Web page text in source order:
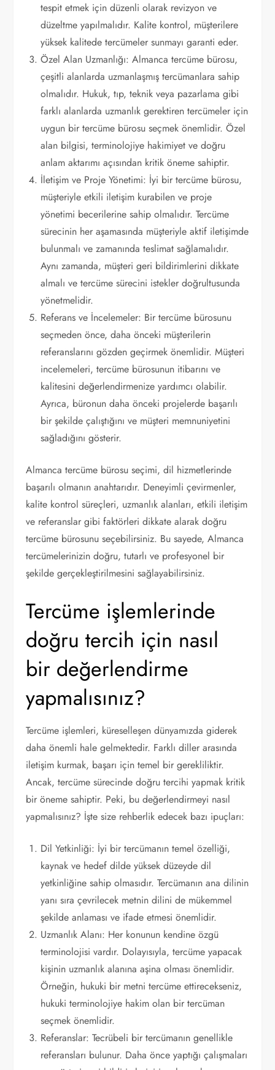
tespit etmek için düzenli olarak revizyon ve
düzeltme yapılmalıdır. Kalite kontrol, müşterilere
yüksek kalitede tercümeler sunmayı garanti eder.
Özel Alan Uzmanlığı: Almanca tercüme bürosu,
çeşitli alanlarda uzmanlaşmış tercümanlara sahip
olmalıdır. Hukuk, tıp, teknik veya pazarlama gibi
farklı alanlarda uzmanlık gerektiren tercümeler için
uygun bir tercüme bürosu seçmek önemlidir. Özel
alan bilgisi, terminolojiye hakimiyet ve doğru
anlam aktarımı açısından kritik öneme sahiptir.
İletişim ve Proje Yönetimi: İyi bir tercüme bürosu,
müşteriyle etkili iletişim kurabilen ve proje
yönetimi becerilerine sahip olmalıdır. Tercüme
sürecinin her aşamasında müşteriyle aktif iletişimde
bulunmalı ve zamanında teslimat sağlamalıdır.
Aynı zamanda, müşteri geri bildirimlerini dikkate
almalı ve tercüme sürecini istekler doğrultusunda
yönetmelidir.
Referans ve İncelemeler: Bir tercüme bürosunu
seçmeden önce, daha önceki müşterilerin
referanslarını gözden geçirmek önemlidir. Müşteri
incelemeleri, tercüme bürosunun itibarını ve
kalitesini değerlendirmenize yardımcı olabilir.
Ayrıca, büronun daha önceki projelerde başarılı
bir şekilde çalıştığını ve müşteri memnuniyetini
sağladığını gösterir.
Almanca tercüme bürosu seçimi, dil hizmetlerinde
başarılı olmanın anahtarıdır. Deneyimli çevirmenler,
kalite kontrol süreçleri, uzmanlık alanları, etkili iletişim
ve referanslar gibi faktörleri dikkate alarak doğru
tercüme bürosunu seçebilirsiniz. Bu sayede, Almanca
tercümelerinizin doğru, tutarlı ve profesyonel bir
şekilde gerçekleştirilmesini sağlayabilirsiniz.
Tercüme işlemlerinde
doğru tercih için nasıl
bir değerlendirme
yapmalısınız?
Tercüme işlemleri, küreselleşen dünyamızda giderek
daha önemli hale gelmektedir. Farklı diller arasında
iletişim kurmak, başarı için temel bir gerekliliktir.
Ancak, tercüme sürecinde doğru tercihi yapmak kritik
bir öneme sahiptir. Peki, bu değerlendirmeyi nasıl
yapmalısınız? İşte size rehberlik edecek bazı ipuçları:
Dil Yetkinliği: İyi bir tercümanın temel özelliği,
kaynak ve hedef dilde yüksek düzeyde dil
yetkinliğine sahip olmasıdır. Tercümanın ana dilinin
yanı sıra çevrilecek metnin dilini de mükemmel
şekilde anlaması ve ifade etmesi önemlidir.
Uzmanlık Alanı: Her konunun kendine özgü
terminolojisi vardır. Dolayısıyla, tercüme yapacak
kişinin uzmanlık alanına aşina olması önemlidir.
Örneğin, hukuki bir metni tercüme ettirecekseniz,
hukuki terminolojiye hakim olan bir tercüman
seçmek önemlidir.
Referanslar: Tecrübeli bir tercümanın genellikle
referansları bulunur. Daha önce yaptığı çalışmaları